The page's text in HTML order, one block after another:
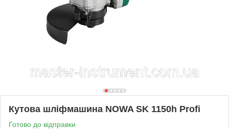
Кутова шліфмашина NOWA SK 1150h Profi
Готово до відправки